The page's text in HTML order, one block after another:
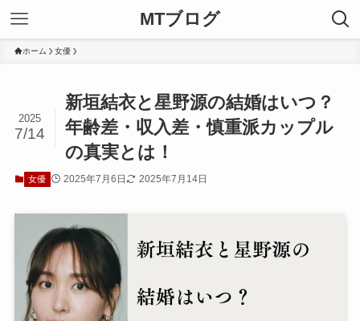
MTブログ
ホーム 女優
新垣結衣と星野源の結婚はいつ？
年齢差・収入差・慎重派カップル
の真実とは！
2025
7/14
女優 2025年7月6日 2025年7月14日